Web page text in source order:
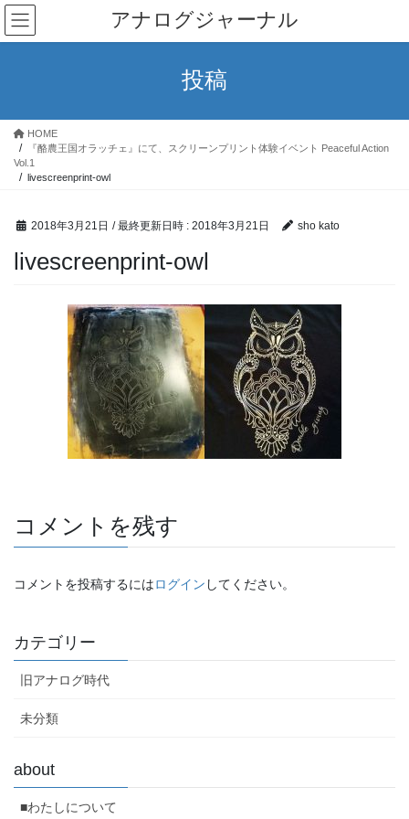
コ
ン
テ
ス
ナ
ビ
ゲ
ン
アナログジャーナル
投稿
HOME
『酪農王国オラッチェ』にて、スクリーンプリント体験イベント Peaceful Action
Vol.1
livescreenprint-owl
2018年3月21日 / 最終更新日時 : 2018年3月21日 sho kato
livescreenprint-owl
コメントを残す
コメントを投稿するにはログイン してください。
カテゴリー
旧アナログ時代
未分類
about
■わたしについて